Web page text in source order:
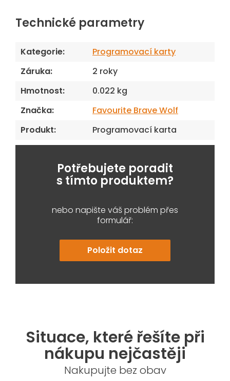
Technické parametry
Kategorie:
Programovací karty
Záruka:
2 roky
Hmotnost:
0.022 kg
Značka:
Favourite Brave Wolf
Produkt: Programovací karta
Potřebujete poradit
s tímto produktem?
nebo napište váš problém přes
formulář:
Položit dotaz
Situace, které řešíte při
nákupu nejčastěji
Nakupujte bez obav